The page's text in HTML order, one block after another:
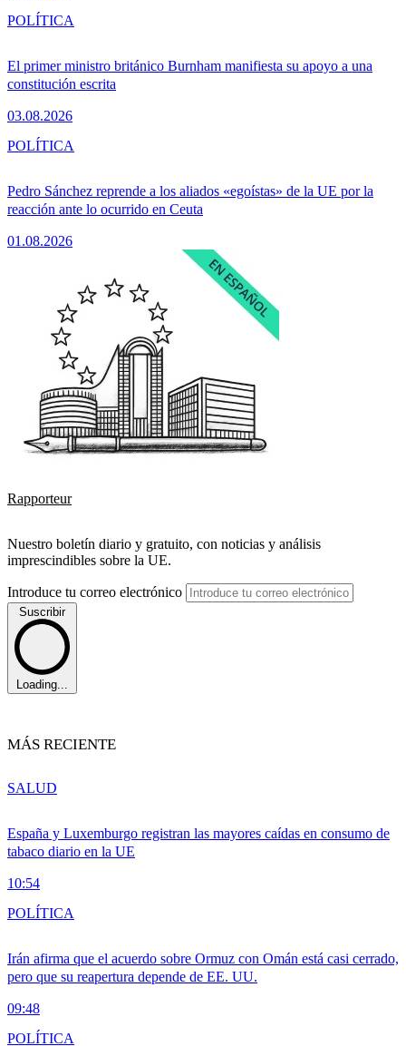
El primer ministro británico Burnham manifiesta su apoyo a una
constitución escrita
03.08.2026
POLÍTICA
Pedro Sánchez reprende a los aliados «egoístas» de la UE por la
reacción ante lo ocurrido en Ceuta
01.08.2026
POLÍTICA
Rapporteur
Nuestro boletín diario y gratuito, con noticias y análisis
imprescindibles sobre la UE.
Introduce tu correo electrónico
Suscribir
Loading...
MÁS RECIENTE
España y Luxemburgo registran las mayores caídas en consumo de
tabaco diario en la UE
10:54
SALUD
Irán afirma que el acuerdo sobre Ormuz con Omán está casi cerrado,
pero que su reapertura depende de EE. UU.
09:48
POLÍTICA
POLÍTICA